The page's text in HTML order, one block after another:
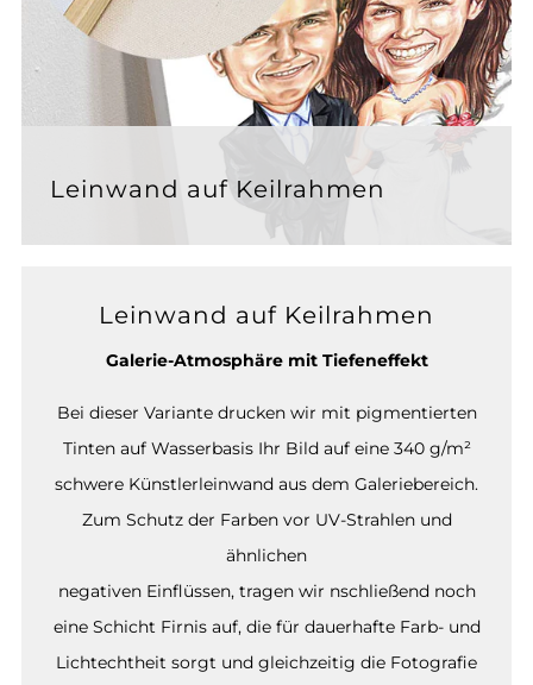
Leinwand auf Keilrahmen
Leinwand auf Keilrahmen
Galerie-Atmosphäre mit Tiefeneffekt
Bei dieser Variante drucken wir mit pigmentierten
Tinten auf Wasserbasis Ihr Bild auf eine 340 g/m²
schwere Künstlerleinwand aus dem Galeriebereich.
Zum Schutz der Farben vor UV-Strahlen und
ähnlichen
negativen Einflüssen, tragen wir nschließend noch
eine Schicht Firnis auf, die für dauerhafte Farb- und
Lichtechtheit sorgt und gleichzeitig die Fotografie